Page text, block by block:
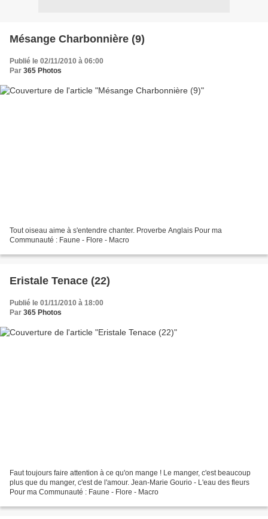
Mésange Charbonnière (9)
Publié le 02/11/2010 à 06:00
Par 365 Photos
Tout oiseau aime à s'entendre chanter. Proverbe Anglais Pour ma
Communauté : Faune - Flore - Macro
Eristale Tenace (22)
Publié le 01/11/2010 à 18:00
Par 365 Photos
Faut toujours faire attention à ce qu'on mange ! Le manger, c'est beaucoup
plus que du manger, c'est de l'amour. Jean-Marie Gourio - L'eau des fleurs
Pour ma Communauté : Faune - Flore - Macro